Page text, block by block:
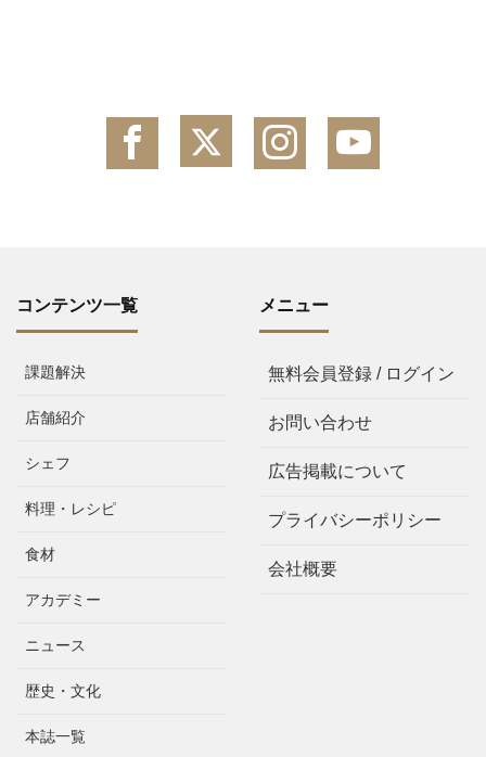
コンテンツ一覧
課題解決
店舗紹介
シェフ
料理・レシピ
食材
アカデミー
ニュース
歴史・文化
本誌一覧
メニュー
無料会員登録 / ログイン
お問い合わせ
広告掲載について
プライバシーポリシー
会社概要